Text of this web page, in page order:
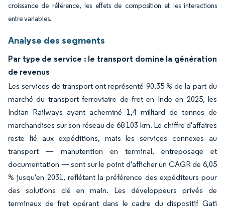
croissance de référence, les effets de composition et les interactions
entre variables.
Analyse des segments
Par type de service : le transport domine la génération
de revenus
Les services de transport ont représenté 90,35 % de la part du
marché du transport ferroviaire de fret en Inde en 2025, les
Indian Railways ayant acheminé 1,4 milliard de tonnes de
marchandises sur son réseau de 68 103 km. Le chiffre d'affaires
reste lié aux expéditions, mais les services connexes au
transport — manutention en terminal, entreposage et
documentation — sont sur le point d'afficher un CAGR de 6,05
% jusqu'en 2031, reflétant la préférence des expéditeurs pour
des solutions clé en main. Les développeurs privés de
terminaux de fret opérant dans le cadre du dispositif Gati